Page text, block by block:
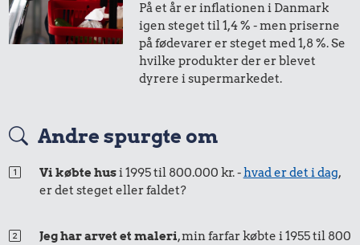
På et år er inflationen i Danmark
igen steget til 1,4 % - men priserne
på fødevarer er steget med 1,8 %. Se
hvilke produkter der er blevet
dyrere i supermarkedet.
Andre spurgte om
Vi købte husi 1995 til 800.000 kr. -hvad er det i dag,
er det steget eller faldet?
Jeg har arvet et maleri, min farfar købte i 1955 til 800